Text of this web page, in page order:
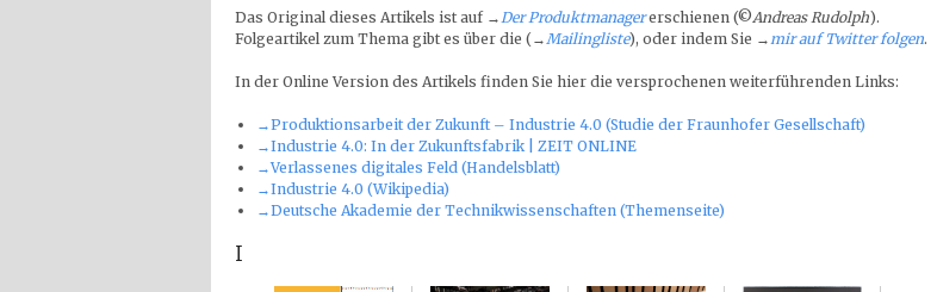
Das Original dieses Artikels ist auf → Der Produktmanagererschienen (©Andreas Rudolph).
Folgeartikel zum Thema gibt es über die (→ Mailingliste), oder indem Sie → mir auf Twitter folgen.
In der Online Version des Artikels finden Sie hier die versprochenen weiterführenden Links:
→Produktionsarbeit der Zukunft – Industrie 4.0 (Studie der Fraunhofer Gesellschaft)
→Industrie 4.0: In der Zukunftsfabrik | ZEIT ONLINE
→Verlassenes digitales Feld (Handelsblatt)
→Industrie 4.0 (Wikipedia)
→Deutsche Akademie der Technikwissenschaften (Themenseite)
I